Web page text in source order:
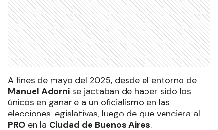
A fines de mayo del 2025, desde el entorno de
Manuel Adorni se jactaban de haber sido los
únicos en ganarle a un oficialismo en las
elecciones legislativas, luego de que venciera al
PRO en la Ciudad de Buenos Aires.